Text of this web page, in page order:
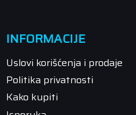
INFORMACIJE
Uslovi korišćenja i prodaje
Politika privatnosti
Kako kupiti